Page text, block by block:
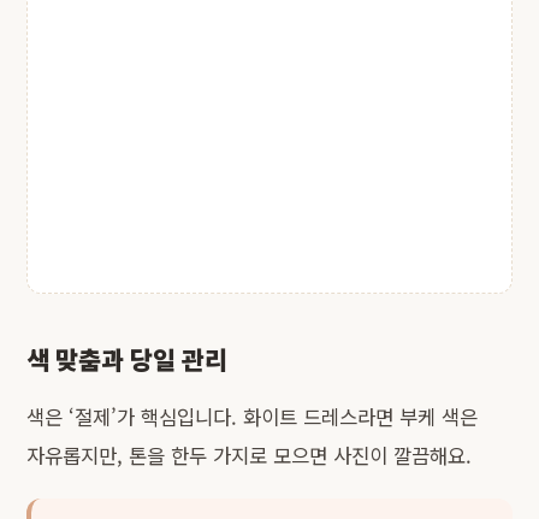
색 맞춤과 당일 관리
색은 ‘절제’가 핵심입니다. 화이트 드레스라면 부케 색은
자유롭지만, 톤을 한두 가지로 모으면 사진이 깔끔해요.